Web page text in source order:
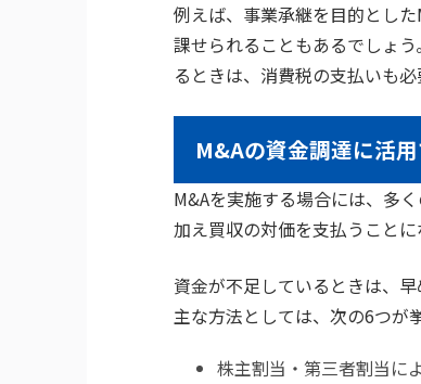
例えば、事業承継を目的とし
課せられることもあるでしょ
るときは、消費税の支払いも必
M&Aの資金調達に活
M&Aを実施する場合には、多
加え買収の対価を支払うこと
資金が不足しているときは、
主な方法としては、次の6つが
株主割当・第三者割当に